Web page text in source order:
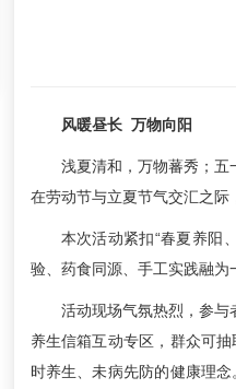
风暖昼长 万物向阳
浅夏清和，万物蕃秀；五
在劳动节与立夏节气交汇之际
本次活动紧扣“春夏养阳
验、药食同源、手工实践融为
活动现场气氛热烈，参与
养生信箱互动专区，群众可
时养生、未病先防的健康理